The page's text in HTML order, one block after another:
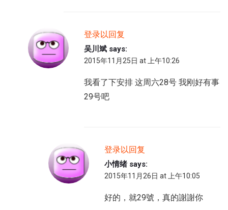
登录以回复
吴川斌 says:
2015年11月25日 at 上午10:26
我看了下安排 这周六28号 我刚好有事
29号吧
登录以回复
小情绪 says:
2015年11月26日 at 上午10:05
好的，就29號，真的謝謝你